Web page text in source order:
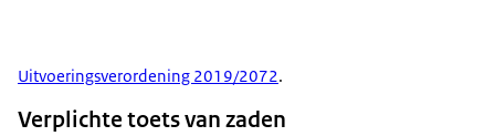
Uitvoeringsverordening 2019/2072.
Verplichte toets van zaden